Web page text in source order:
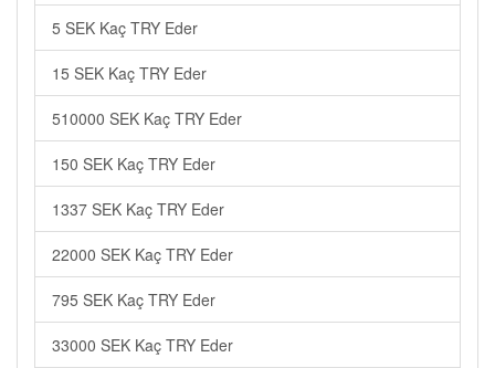
5 SEK Kaç TRY Eder
15 SEK Kaç TRY Eder
510000 SEK Kaç TRY Eder
150 SEK Kaç TRY Eder
1337 SEK Kaç TRY Eder
22000 SEK Kaç TRY Eder
795 SEK Kaç TRY Eder
33000 SEK Kaç TRY Eder